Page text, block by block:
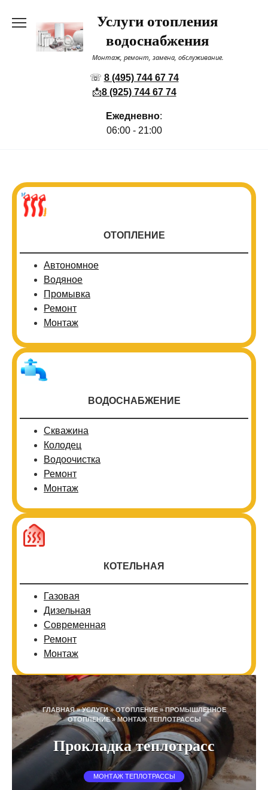
содержанию
Услуги отопления
водоснабжения
Монтаж, ремонт, замена, обслуживание.
☏ 8 (495) 744 67 74
📩8 (925) 744 67 74
Ежедневно:
06:00 - 21:00
ОТОПЛЕНИЕ
Автономное
Водяное
Промывка
Ремонт
Монтаж
ВОДОСНАБЖЕНИЕ
Скважина
Колодец
Водоочистка
Ремонт
Монтаж
КОТЕЛЬНАЯ
Газовая
Дизельная
Современная
Ремонт
Монтаж
ГЛАВНАЯ»УСЛУГИ»ОТОПЛЕНИЕ»ПРОМЫШЛЕННОЕ
ОТОПЛЕНИЕ»МОНТАЖ ТЕПЛОТРАССЫ
Прокладка теплотрасс
МОНТАЖ ТЕПЛОТРАССЫ